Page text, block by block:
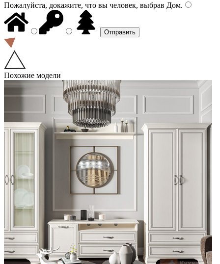
Пожалуйста, докажите, что вы человек, выбрав Дом.
Похожие модели